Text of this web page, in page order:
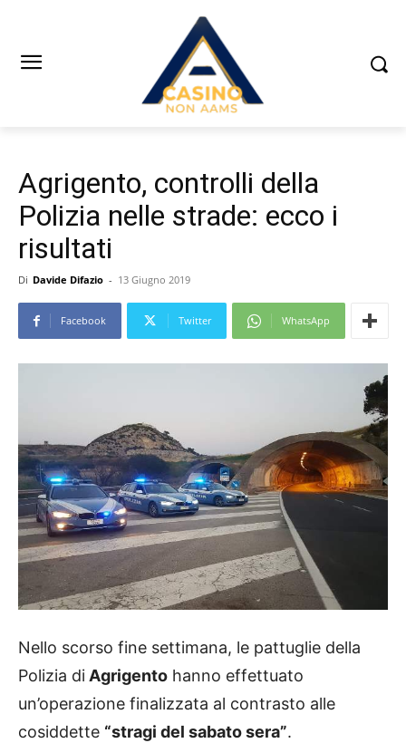
Agrigento, controlli della
Polizia nelle strade: ecco i
risultati
Di Davide Difazio - 13 Giugno 2019
Facebook Twitter WhatsApp
Nello scorso fine settimana, le pattuglie della
Polizia di Agrigento hanno effettuato
un’operazione finalizzata al contrasto alle
cosiddette “stragi del sabato sera”.